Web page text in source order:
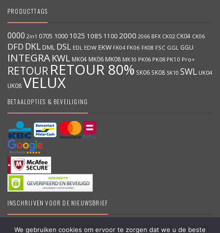
PRODUCTTAGS
0000 2in1 0705 1000 1025 1085 1100 2000 2066 BFX CK02 CK04 CK06
DFD DKL DML DSL EDL EDW EKW FK04 FK06 FK08 FSC GGL GGU
INTEGRA KWL MK04 MK06 MK08 MK10 PK06 PK08 PK10 Pro+
RETOUR RETOUR 80% SK06 SK08 SK10 SWL UK04
UK08VELUX
BETAALOPTIES & BEVEILIGING
INSCHRIJVEN VOOR DE NIEUWSBRIEF
We gebruiken cookies om ervoor te zorgen dat we u de beste